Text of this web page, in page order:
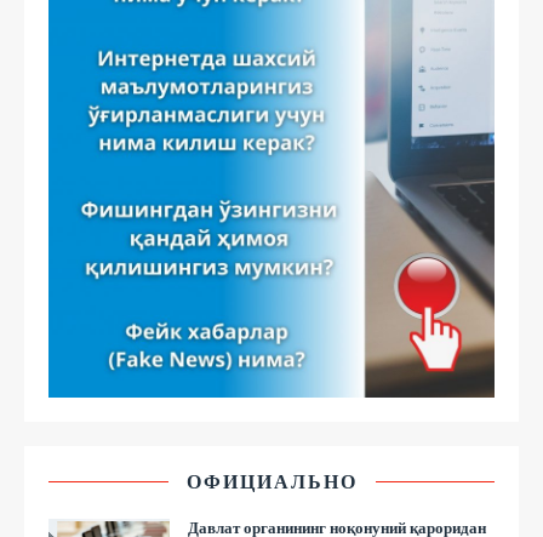
ОФИЦИАЛЬНО
Давлат органининг ноқонуний қароридан